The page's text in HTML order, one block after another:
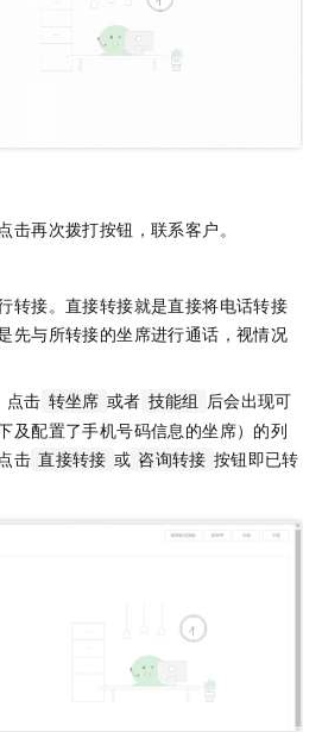
再次拨打按钮，联系客户。
转接。直接转接就是直接将电话转接
先与所转接的坐席进行通话，视情况
点击 转坐席 或者 技能组
后会出现可
及配置了手机号码信息的坐席）的列
击 直接转接 或 咨询转接 按钮即已转